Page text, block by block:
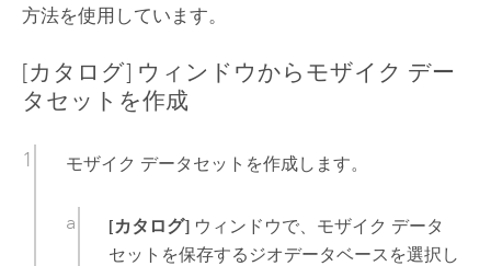
方法を使用しています。
[カタログ] ウィンドウからモザイク デー
タセットを作成
モザイク データセットを作成します。
[カタログ] ウィンドウで、モザイク データ
セットを保存するジオデータベースを選択し